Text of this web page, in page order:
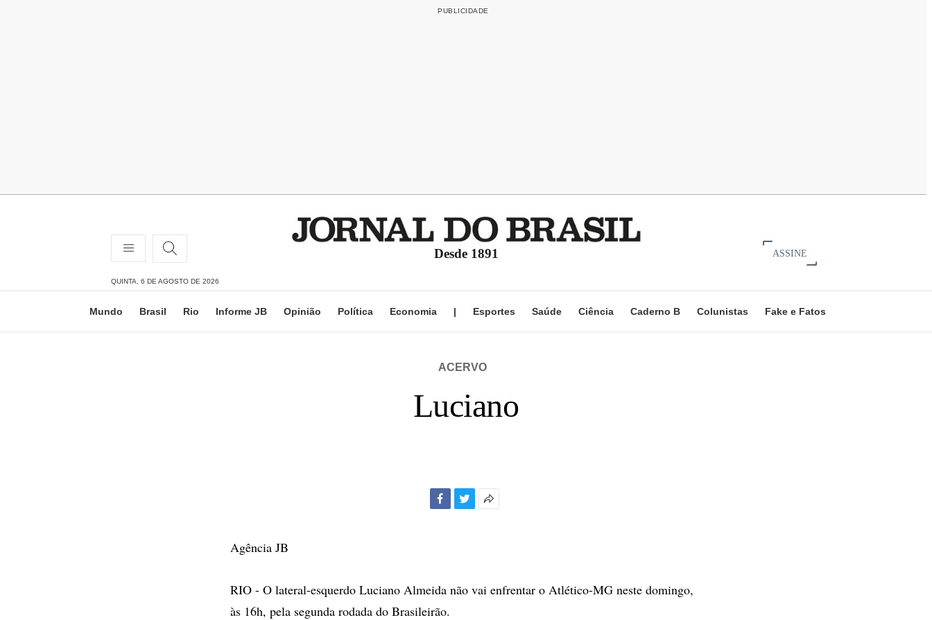
Desde 1891 ASSINE
QUINTA, 6 DE AGOSTO DE 2026
Mundo Brasil Rio Informe JB Opinião Política Economia | Esportes Saúde Ciência Caderno B Colunistas Fake e Fatos
ACERVO
Luciano
Agência JB
RIO - O lateral-esquerdo Luciano Almeida não vai enfrentar o Atlético-MG neste domingo,
às 16h, pela segunda rodada do Brasileirão.